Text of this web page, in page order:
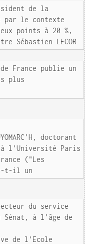
de la
par le contexte
points à 20 %,
Sébastien LECOR
France publie un
plus
doctorant
l'Université Paris
("Les
t-il un
du service
Sénat, à l'âge de
de l'Ecole